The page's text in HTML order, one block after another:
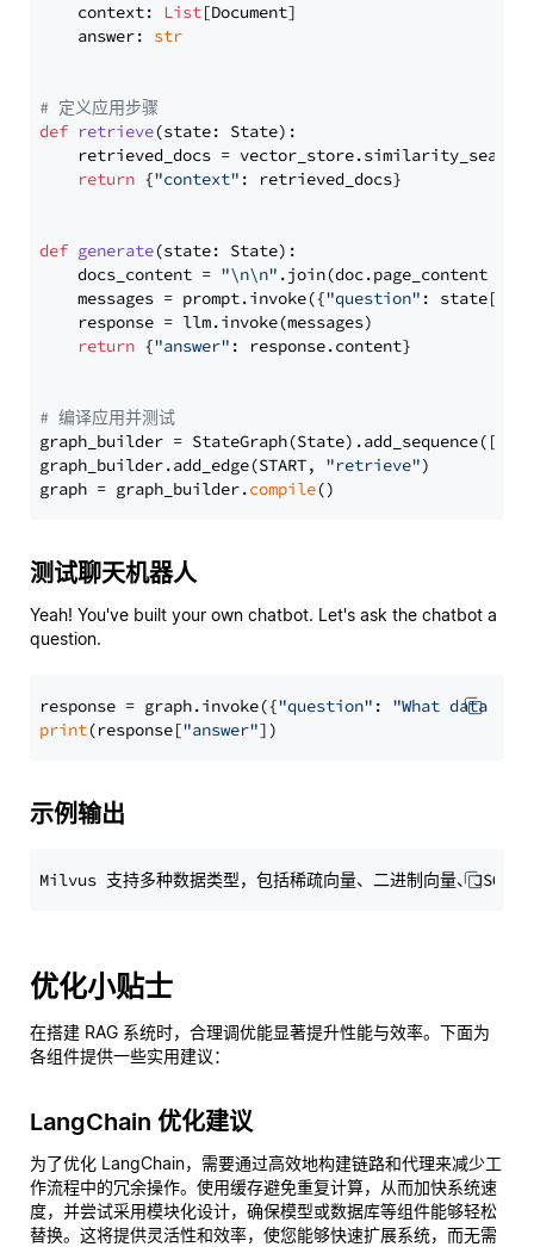
    context:
List[Document]
    answer:
str
# 定义应用步骤
def retrieve(state: State):
retrieved_docs =
return {"context" : retrieved_docs}
def generate(state: State):
    docs_content =
"\n\n" .join(doc.page_content
    messages = prompt.invoke({
"question" : state[
    response = llm.invoke(messages)
return {"answer" : response.content}
# 编译应用并测试
graph_builder =
graph_builder.add_edge(START, "retrieve")
graph = graph_builder.compile
测试聊天机器人
Yeah! You've built your own chatbot. Let's ask the chatbot a
question.
response = graph.invoke({"question" : "What data
print(response["answer"
示例输出
优化小贴士
在搭建 RAG 系统时，合理调优能显著提升性能与效率。下面为
各组件提供一些实用建议：
LangChain 优化建议
为了优化 LangChain，需要通过高效地构建链路和代理来减少工
作流程中的冗余操作。使用缓存避免重复计算，从而加快系统速
度，并尝试采用模块化设计，确保模型或数据库等组件能够轻松
替换。这将提供灵活性和效率，使您能够快速扩展系统，而无需